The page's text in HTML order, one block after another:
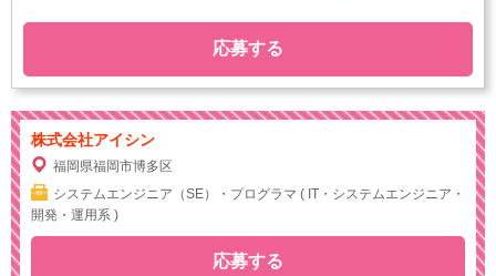
応募する
株式会社アイシン
福岡県福岡市博多区
システムエンジニア（SE）・プログラマ ( IT・システムエンジニア・
開発・運用系 )
応募する